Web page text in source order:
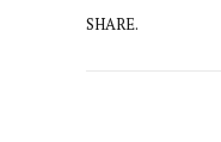
SHARE.